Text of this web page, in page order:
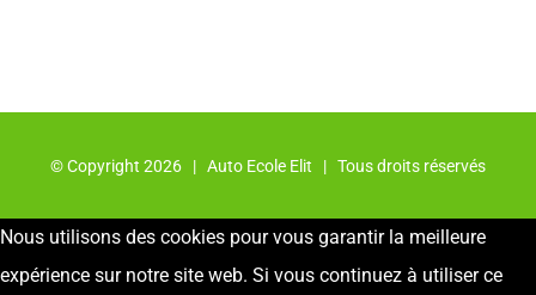
© Copyright 2026 | Auto Ecole Elit | Tous droits réservés
Nous utilisons des cookies pour vous garantir la meilleure
expérience sur notre site web. Si vous continuez à utiliser ce